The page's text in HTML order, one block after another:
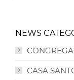
NEWS
CASA